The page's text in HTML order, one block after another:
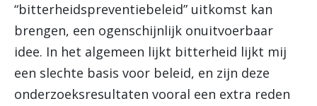
“bitterheidspreventiebeleid” uitkomst kan
brengen, een ogenschijnlijk onuitvoerbaar
idee. In het algemeen lijkt bitterheid lijkt mij
een slechte basis voor beleid, en zijn deze
onderzoeksresultaten vooral een extra reden